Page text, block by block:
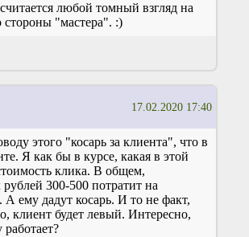
любой томный взгляд на
стороны "мастера". :)
17.02.2020 17:40
этого "косарь за клиента", что в
Я как бы в курсе, какая в этой
клика. В общем,
300-500 потратит на
А ему дадут косарь. И то не факт,
клиент будет левый. Интересно,
работает?